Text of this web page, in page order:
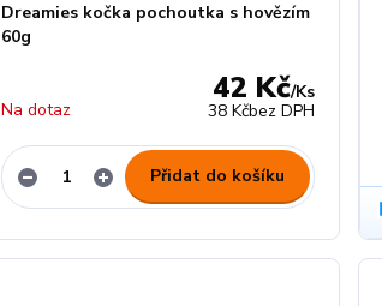
Dreamies kočka pochoutka s hovězím
60g
42 Kč/Ks
38 Kčbez DPH
Na dotaz
Přidat do košíku